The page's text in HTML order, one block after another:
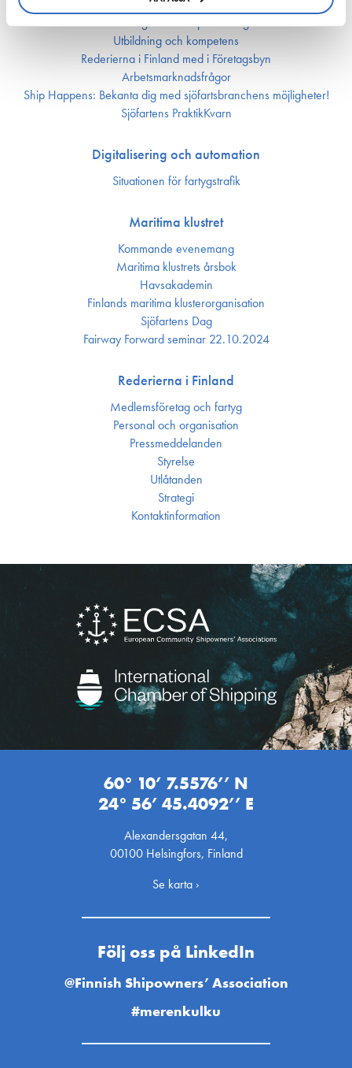
Bemannings och kompetens­frågor
Utbildning och kompetens
Rederierna i Finland med i Företagsbyn
Arbetsmarknadsfrågor
Ship Happens: Bekanta dig med sjöfartsbranchens möjligheter!
Sjöfartens PraktikKvarn
Digitalisering och automation
Situationen för fartygstrafik
Maritima klustret
Kommande evenemang
Maritima klustrets årsbok
Havsakademin
Finlands maritima kluster­organisation
Sjöfartens Dag
Fairway Forward seminar 22.10.2024
Rederierna i Finland
Medlemsföretag och fartyg
Personal och organisation
Press­meddelanden
Styrelse
Utlåtanden
Strategi
Kontakt­information
60° 10’ 7.5576’’ N
24° 56’ 45.4092’’ E
Alexandersgatan 44,
00100 Helsingfors, Finland
Se karta ›
Följ oss på LinkedIn
@Finnish Shipowners’ Association
#merenkulku